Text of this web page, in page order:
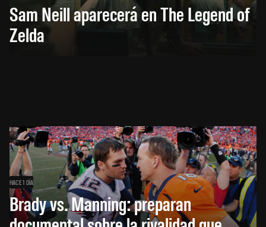
Sam Neill aparecerá en The Legend of
Zelda
HACE 1 DÍA
Brady vs. Manning: preparan